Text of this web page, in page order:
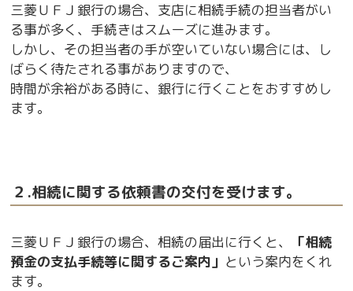
三菱ＵＦＪ銀行の場合、支店に相続手続の担当者がい
る事が多く、手続きはスムーズに進みます。
しかし、その担当者の手が空いていない場合には、し
ばらく待たされる事がありますので、
時間が余裕がある時に、銀行に行くことをおすすめし
ます。
２.相続に関する依頼書の交付を受けます。
三菱ＵＦＪ銀行の場合、相続の届出に行くと、
「相続
預金の支払手続等に関するご案内」 という案内をくれ
ます。